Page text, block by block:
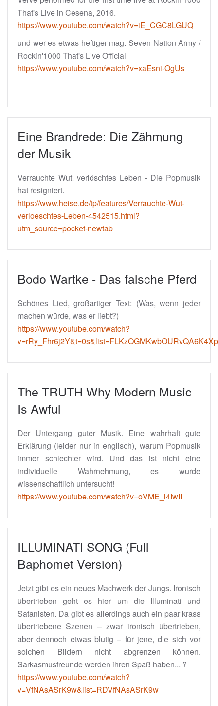
That's Live in Cesena, 2016.
https://www.youtube.com/watch?v=iE_CGC8LGUQ
und wer es etwas heftiger mag: Seven Nation Army /
Rockin'1000 That's Live Official
https://www.youtube.com/watch?v=xaEsni-OgUs
Eine Brandrede: Die Zähmung
der Musik
Verrauchte Wut, verlöschtes Leben - Die Popmusik
hat resigniert.
https://www.heise.de/tp/features/Verrauchte-Wut-
verloeschtes-Leben-4542515.html?
utm_source=pocket-newtab
Bodo Wartke - Das falsche Pferd
Schönes Lied, großartiger Text: (Was, wenn jeder
machen würde, was er liebt?)
https://www.youtube.com/watch?
The TRUTH Why Modern Music
Is Awful
Der Untergang guter Musik. Eine wahrhaft gute
Erklärung (leider nur in englisch), warum Popmusik
immer schlechter wird. Und das ist nicht eine
individuelle Wahrnehmung, es wurde
wissenschaftlich untersucht!
https://www.youtube.com/watch?v=oVME_l4IwII
ILLUMINATI SONG (Full
Baphomet Version)
Jetzt gibt es ein neues Machwerk der Jungs. Ironisch
übertrieben geht es hier um die Illuminati und
Satanisten. Da gibt es allerdings auch ein paar krass
übertriebene Szenen – zwar ironisch übertrieben,
aber dennoch etwas blutig – für jene, die sich vor
solchen Bildern nicht abgrenzen können.
Sarkasmusfreunde werden ihren Spaß haben... ?
https://www.youtube.com/watch?
v=VfNAsASrK9w&list=RDVfNAsASrK9w